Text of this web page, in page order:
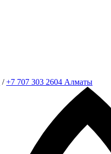
/+7 707 303 2604 Алматы